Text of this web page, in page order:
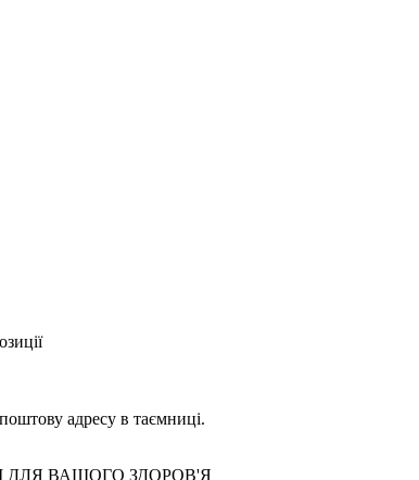
адресу в таємниці.
ВАШОГО ЗДОРОВ'Я